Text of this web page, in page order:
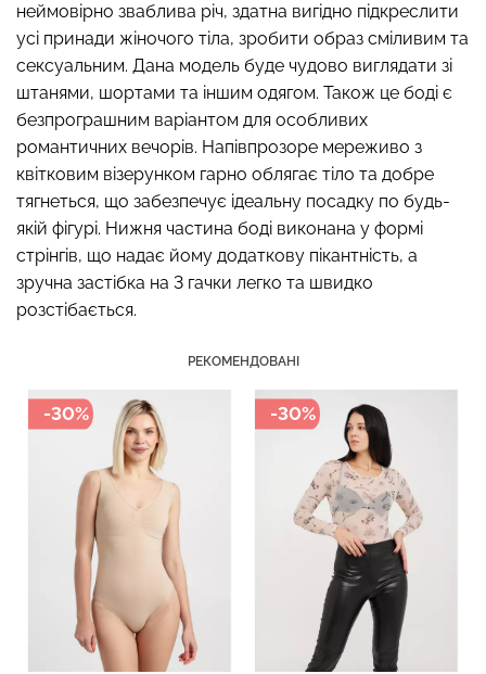
неймовірно зваблива річ, здатна вигідно підкреслити
усі принади жіночого тіла, зробити образ сміливим та
сексуальним. Дана модель буде чудово виглядати зі
штанями, шортами та іншим одягом. Також це боді є
безпрограшним варіантом для особливих
романтичних вечорів. Напівпрозоре мереживо з
квітковим візерунком гарно облягає тіло та добре
тягнеться, що забезпечує ідеальну посадку по будь-
якій фігурі. Нижня частина боді виконана у формі
стрінгів, що надає йому додаткову пікантність, а
зручна застібка на 3 гачки легко та швидко
розстібається.
РЕКОМЕНДОВАНІ
-30% -30%
Безшовні стрінги STRING